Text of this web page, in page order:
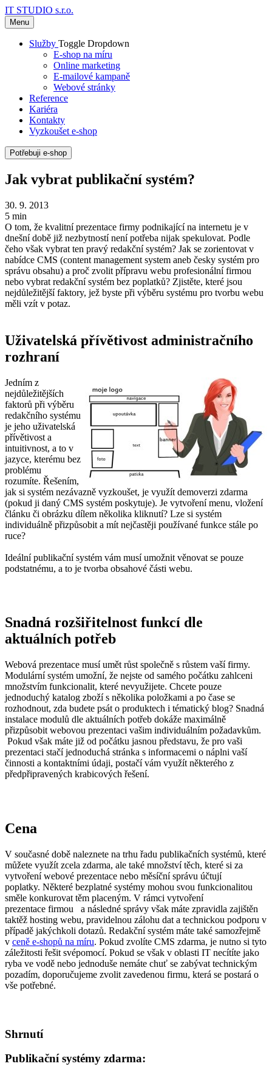
IT STUDIO s.r.o.
Menu
Služby Toggle Dropdown
E-shop na míru
Online marketing
E-mailové kampaně
Webové stránky
Reference
Kariéra
Kontakty
Vyzkoušet e-shop
Potřebuji e-shop
Jak vybrat publikační systém?
30. 9. 2013
5 min
O tom, že kvalitní prezentace firmy podnikající na internetu je v
dnešní době již nezbytností není potřeba nijak spekulovat. Podle
čeho však vybrat ten pravý redakční systém? Jak se zorientovat v
nabídce CMS (content management system aneb česky systém pro
správu obsahu) a proč zvolit přípravu webu profesionální firmou
nebo vybrat redakční systém bez poplatků? Zjistěte, které jsou
nejdůležitější faktory, jež byste při výběru systému pro tvorbu webu
měli vzít v potaz.
Uživatelská přívětivost administračního
rozhraní
Jedním z
nejdůležitějších
faktorů při výběru
redakčního systému
je jeho uživatelská
přívětivost a
intuitivnost, a to v
jazyce, kterému bez
problému
rozumíte. Řešením,
jak si systém nezávazně vyzkoušet, je využít demoverzi zdarma
(pokud ji daný CMS systém poskytuje). Je vytvoření menu, vložení
článku či obrázku dílem několika kliknutí? Lze si systém
individuálně přizpůsobit a mít nejčastěji používané funkce stále po
ruce?
Ideální publikační systém vám musí umožnit věnovat se pouze
podstatnému, a to je tvorba obsahové části webu.
Snadná rozšiřitelnost funkcí dle
aktuálních potřeb
Webová prezentace musí umět růst společně s růstem vaší firmy.
Modulární systém umožní, že nejste od samého počátku zahlceni
množstvím funkcionalit, které nevyužijete. Chcete pouze
jednoduchý katalog zboží s několika položkami a po čase se
rozhodnout, zda budete psát o produktech i tématický blog? Snadná
instalace modulů dle aktuálních potřeb dokáže maximálně
přizpůsobit webovou prezentaci vašim individuálním požadavkům.
Pokud však máte již od počátku jasnou představu, že pro vaši
prezentaci stačí jednoduchá stránka s informacemi o náplni vaší
činnosti a kontaktními údaji, postačí vám využít některého z
předpřipravených krabicových řešení.
Cena
V současné době naleznete na trhu řadu publikačních systémů, které
můžete využít zcela zdarma, ale také množství těch, které si za
vytvoření webové prezentace nebo měsíční správu účtují
poplatky. Některé bezplatné systémy mohou svou funkcionalitou
směle konkurovat těm placeným. V rámci vytvoření
prezentace firmou a následné správy však máte zpravidla zajištěn
taktěž hosting webu, pravidelnou zálohu dat a technickou podporu v
případě jakýchkoli dotazů. Redakční systém máte také samozřejmě
v ceně e-shopů na míru. Pokud zvolíte CMS zdarma, je nutno si tyto
záležitosti řešit svépomocí. Pokud se však v oblasti IT necítíte jako
ryba ve vodě nebo jednoduše nemáte chuť se zabývat technickým
pozadím, doporučujeme zvolit zavedenou firmu, která se postará o
vše potřebné.
Shrnutí
Publikační systémy zdarma: